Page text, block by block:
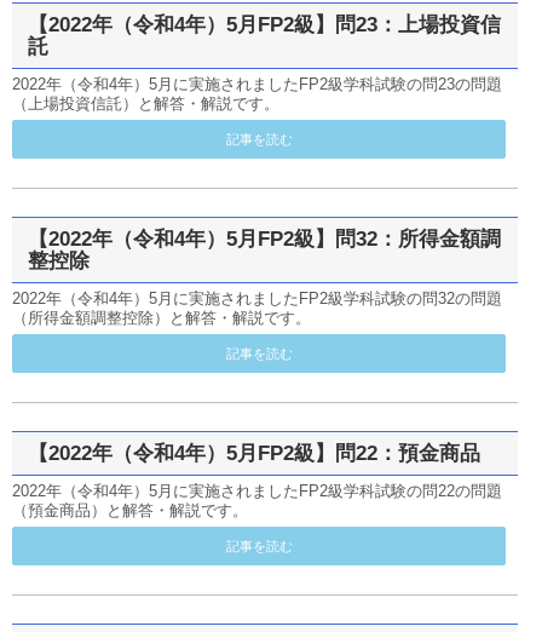
【2022年（令和4年）5月FP2級】問23：上場投資信
託
2022年（令和4年）5月に実施されましたFP2級学科試験の問23の問題
（上場投資信託）と解答・解説です。
記事を読む
【2022年（令和4年）5月FP2級】問32：所得金額調
整控除
2022年（令和4年）5月に実施されましたFP2級学科試験の問32の問題
（所得金額調整控除）と解答・解説です。
記事を読む
【2022年（令和4年）5月FP2級】問22：預金商品
2022年（令和4年）5月に実施されましたFP2級学科試験の問22の問題
（預金商品）と解答・解説です。
記事を読む